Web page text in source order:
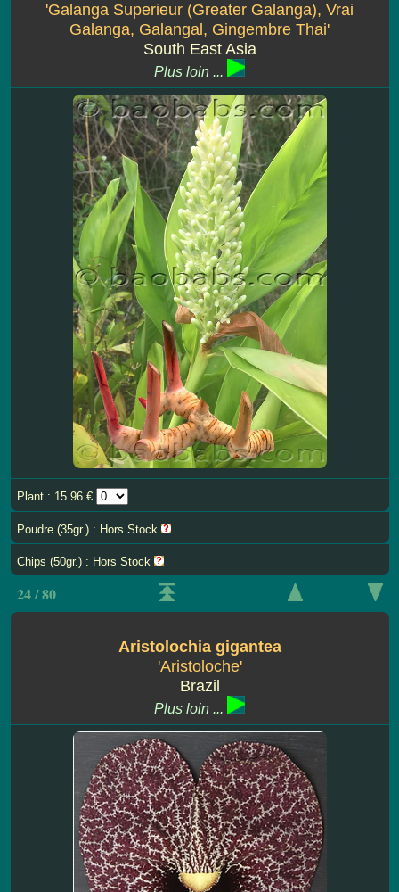
'Galanga Superieur (Greater Galanga), Vrai
Galanga, Galangal, Gingembre Thai'
South East Asia
Plus loin ...
Plant : 15.96 €
Poudre (35gr.) : Hors Stock
Chips (50gr.) : Hors Stock
24 / 80
Aristolochia gigantea
'Aristoloche'
Brazil
Plus loin ...